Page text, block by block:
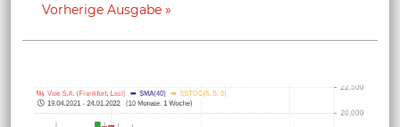
Vorherige Ausgabe